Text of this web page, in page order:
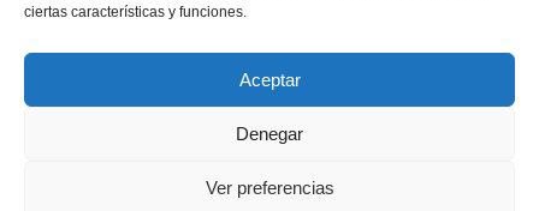
ciertas características y funciones.
Aceptar
Denegar
Ver preferencias